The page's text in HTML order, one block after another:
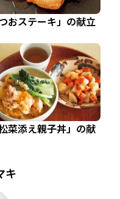
つおステーキ」の献立
松菜添え親子丼」の献
キ